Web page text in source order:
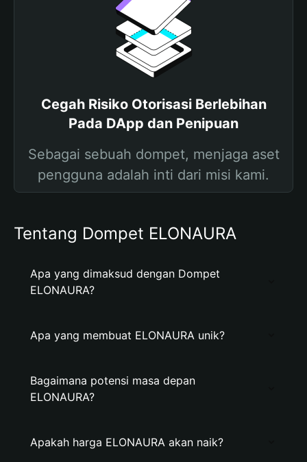
Cegah Risiko Otorisasi Berlebihan
Pada DApp dan Penipuan
Sebagai sebuah dompet, menjaga aset
pengguna adalah inti dari misi kami.
Tentang Dompet ELONAURA
Apa yang dimaksud dengan Dompet
ELONAURA?
Apa yang membuat ELONAURA unik?
Bagaimana potensi masa depan
ELONAURA?
Apakah harga ELONAURA akan naik?